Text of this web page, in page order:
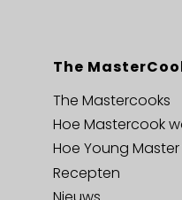
The
The Mastercooks
Hoe Mastercook
Hoe Young
Recepten